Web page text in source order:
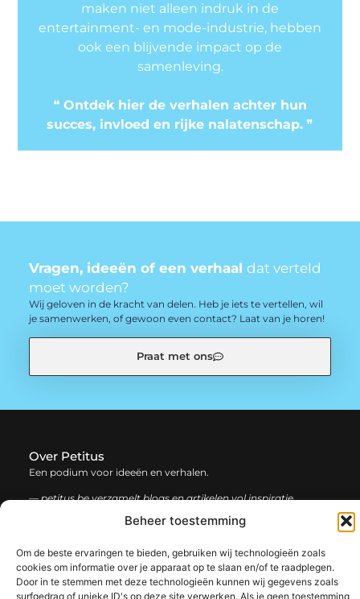
Beheer toestemming
Om de beste ervaringen te bieden, gebruiken wij technologieën zoals
cookies om informatie over je apparaat op te slaan en/of te raadplegen.
Door in te stemmen met deze technologieën kunnen wij gegevens zoals
surfgedrag of unieke ID's op deze site verwerken. Als je geen toestemming
maken niet alleen indruk in de
entertainment- en mode-industrie, hebben
ook een blijvende impact op de
samenleving.
❝ Ontdek hier de verhalen achter hun
succes, invloed en rijke nalatenschap. ❞
Vragen, ideeën of een verhaal dat verteld
moet worden?
Wij geloven in de kracht van delen. Heb je iets te vertellen, wil
je samenwerken, of gewoon even contact? Laat van je horen!
Praat met ons
Over Petitus
Een podium voor ideeën en verhalen.
— petitus.be verzamelt blogs en artikelen vol inspiratie,
creativiteit en inzichten uit het dagelijks leven. Laat je
verrassen door uiteenlopende content.
Onze
informatie
Bericht categorie